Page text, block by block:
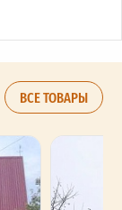
ВСЕ ТОВАРЫ